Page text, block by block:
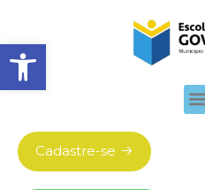
Abrir barra de ferramentas
Cadastre-se